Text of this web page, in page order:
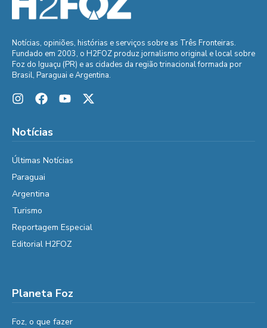
Notícias, opiniões, histórias e serviços sobre as Três Fronteiras.
Fundado em 2003, o H2FOZ produz jornalismo original e local sobre
Foz do Iguaçu (PR) e as cidades da região trinacional formada por
Brasil, Paraguai e Argentina.
Notícias
Últimas Notícias
Paraguai
Argentina
Turismo
Reportagem Especial
Editorial H2FOZ
Planeta Foz
Foz, o que fazer